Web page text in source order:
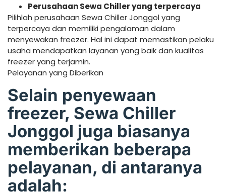
Perusahaan Sewa Chiller yang terpercaya
Pilihlah perusahaan Sewa Chiller Jonggol yang
terpercaya dan memiliki pengalaman dalam
menyewakan freezer. Hal ini dapat memastikan pelaku
usaha mendapatkan layanan yang baik dan kualitas
freezer yang terjamin.
Pelayanan yang Diberikan
Selain penyewaan
freezer, Sewa Chiller
Jonggol juga biasanya
memberikan beberapa
pelayanan, di antaranya
adalah: